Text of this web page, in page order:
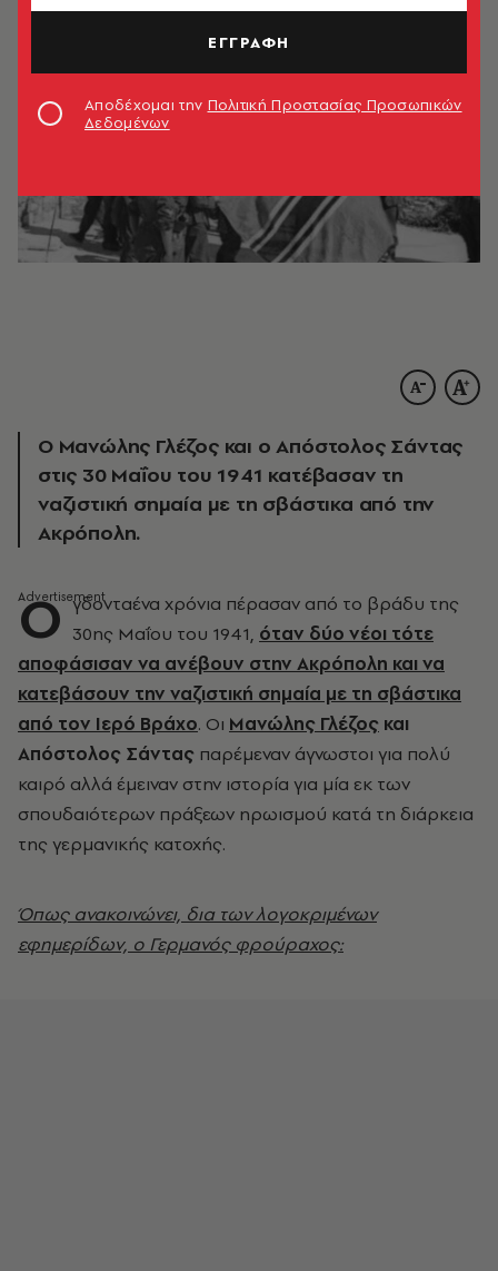
Ο Μανώλης Γλέζος και ο Απόστολος Σάντας
στις 30 Μαΐου του 1941 κατέβασαν τη
ναζιστική σημαία με τη σβάστικα από την
Ακρόπολη.
Ο γδονταένα χρόνια πέρασαν από το βράδυ της
30ης Μαΐου του 1941, όταν δύο νέοι τότε
αποφάσισαν να ανέβουν στην Ακρόπολη και να
κατεβάσουν την ναζιστική σημαία με τη σβάστικα
από τον Ιερό Βράχο. Οι Μανώλης Γλέζος και
Απόστολος Σάντας παρέμεναν άγνωστοι για πολύ
καιρό αλλά έμειναν στην ιστορία για μία εκ των
σπουδαιότερων πράξεων ηρωισμού κατά τη διάρκεια
της γερμανικής κατοχής.
Όπως ανακοινώνει, δια των λογοκριμένων
εφημερίδων, ο Γερμανός φρούραχος:
ΕΓΓΡΑΦΗ
Αποδέχομαι την Πολιτική Προστασίας Προσωπικών
Δεδομένων